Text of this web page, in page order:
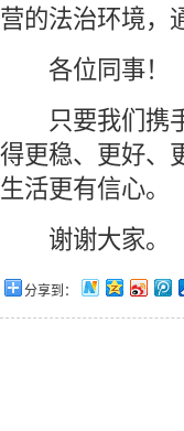
营的法治环境，
各位同事！
只要我们携手
得更稳、更好、
生活更有信心。
谢谢大家。
分享到：